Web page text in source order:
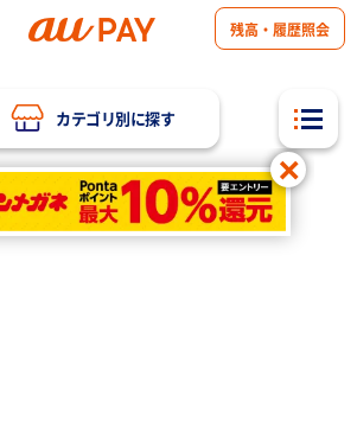
PAYでスマホでお得にお買い物
残高・履歴照会
カテゴリ別に探す 店舗